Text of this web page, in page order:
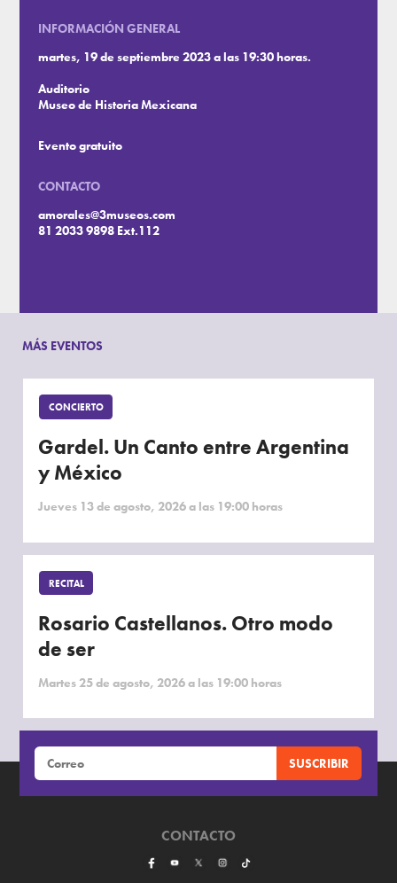
INFORMACIÓN GENERAL
martes, 19 de septiembre 2023 a las 19:30 horas.
Auditorio
Museo de Historia Mexicana
Evento gratuito
CONTACTO
amorales@3museos.com
81 2033 9898 Ext.112
MÁS EVENTOS
CONCIERTO
Gardel. Un Canto entre Argentina
y México
Jueves 13 de agosto, 2026 a las 19:00 horas
RECITAL
Rosario Castellanos. Otro modo
de ser
Martes 25 de agosto, 2026 a las 19:00 horas
CONTACTO